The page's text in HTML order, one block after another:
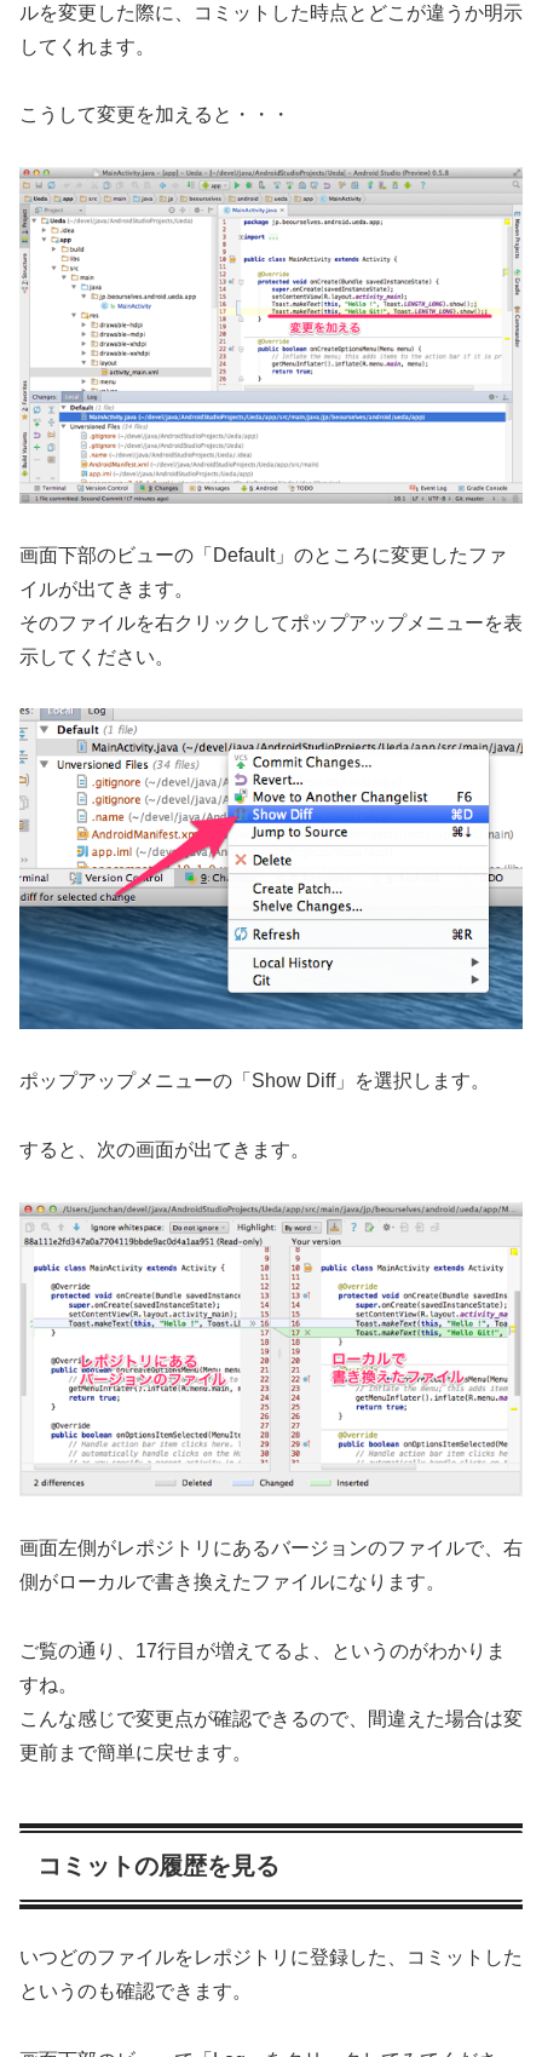
ルを変更した際に、コミットした時点とどこが違うか明示
してくれます。
こうして変更を加えると・・・
画面下部のビューの「Default」のところに変更したファ
イルが出てきます。
そのファイルを右クリックしてポップアップメニューを表
示してください。
ポップアップメニューの「Show Diff」を選択します。
すると、次の画面が出てきます。
画面左側がレポジトリにあるバージョンのファイルで、右
側がローカルで書き換えたファイルになります。
ご覧の通り、17行目が増えてるよ、というのがわかりま
すね。
こんな感じで変更点が確認できるので、間違えた場合は変
更前まで簡単に戻せます。
コミットの履歴を見る
いつどのファイルをレポジトリに登録した、コミットした
というのも確認できます。